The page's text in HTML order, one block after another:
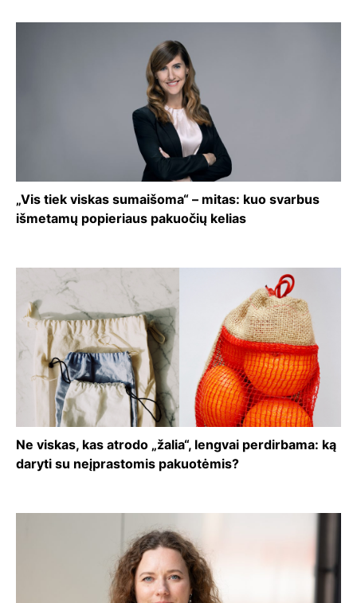
„Vis tiek viskas sumaišoma“ – mitas: kuo svarbus
išmetamų popieriaus pakuočių kelias
Ne viskas, kas atrodo „žalia“, lengvai perdirbama: ką
daryti su neįprastomis pakuotėmis?